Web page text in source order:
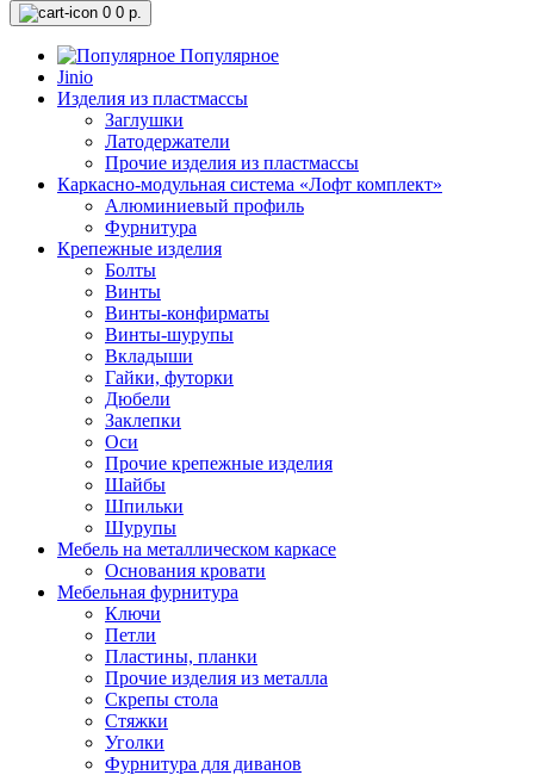
0 0 р.
Популярное
Jinio
Изделия из пластмассы
Заглушки
Латодержатели
Прочие изделия из пластмассы
Каркасно-модульная система «Лофт комплект»
Алюминиевый профиль
Фурнитура
Крепежные изделия
Болты
Винты
Винты-конфирматы
Винты-шурупы
Вкладыши
Гайки, футорки
Дюбели
Заклепки
Оси
Прочие крепежные изделия
Шайбы
Шпильки
Шурупы
Мебель на металлическом каркасе
Основания кровати
Мебельная фурнитура
Ключи
Петли
Пластины, планки
Прочие изделия из металла
Скрепы стола
Стяжки
Уголки
Фурнитура для диванов